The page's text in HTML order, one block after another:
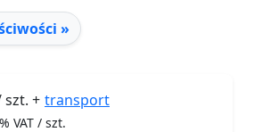
»
szt. + transport
VAT / szt.